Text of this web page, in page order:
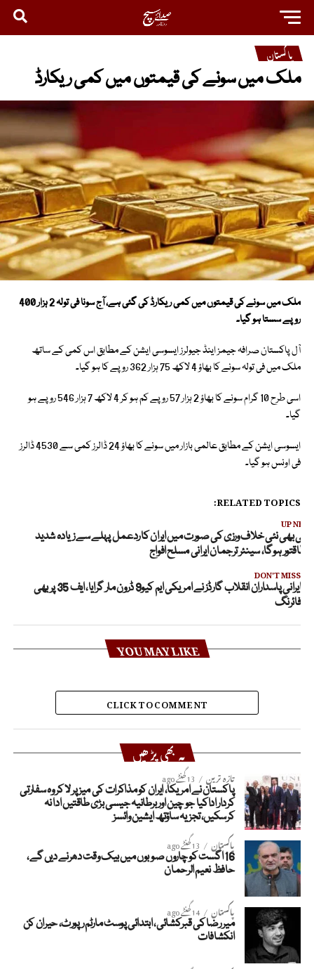
پاکستان
ملک میں سونے کی قیمتوں میں کمی ریکارڈ
ملک میں سونے کی قیمتوں میں کمی ریکارڈ کی گئی ہے، آج سونا فی تولہ 2 ہزار 400
روپے سستا ہو گیا۔
آل پاکستان صرافہ جیمز اینڈ جیولرز ایسوسی ایشن کے مطابق اس کمی کے ساتھ
ملک میں فی تولہ سونے کا بھاؤ 4 لاکھ 75 ہزار 362 روپے کا ہو گیا۔
اسی طرح 10 گرام سونے کا بھاؤ 2 ہزار 57 روپے کم ہو کر 4 لاکھ 7 ہزار 546 روپے ہو
گیا۔
ایسوسی ایشن کے مطابق عالمی بازار میں سونے کا بھاؤ 24 ڈالرز کمی سے 4530 ڈالرز
فی اونس ہو گیا۔
RELATED TOPICS:
UP
بھی نئی خلاف ورزی کی صورت میں ایران کا ردعمل پہلے سے زیادہ شدید
طاقتور ہوگا، سینئر ترجمان ایرانی مسلح افواج
DON'T MISS
ایرانی پاسداران انقلاب گارڈز نے امریکی ایم کیو9 ڈرون مار گرایا، ایف 35 پر بھی
فائرنگ
YOU MAY LIKE
CLICK TO COMMENT
یہ بھی پڑھیں
تازہ ترین 13 گھنٹے ago
پاکستان نے امریکا، ایران کو مذاکرات کی میز پر لا کر وہ سفارتی
کردار اداکیا جو چین اور برطانیہ جیسی بڑی طاقتیں ادا نہ
کرسکیں، تجزیہ ساؤتھ ایشین وائسز
پاکستان 13 گھنٹے ago
16 اگست کو چاروں صوبوں میں بیک وقت دھرنے دیں گے،
حافظ نعیم الرحمان
پاکستان 14 گھنٹے ago
میر رضا کی قبرکشائی، ابتدائی پوسٹ مارٹم رپورٹ، حیران کن
انکشافات